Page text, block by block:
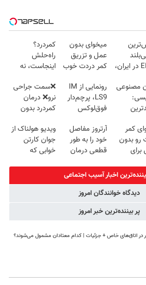
EREV در ایران،
شد!
میخوای بدون
عمل و تزریق
کمر دردت خوب
◂پرسش‌نامه رو
پرکن
کمردرد؟
راه‌حلش
اینجاست، نه
مصنوعی
مقاوم |
قسطی
رونمایی از IM
LS9، پرچم‌دار
فوق‌لوکس
ایران شد
❌سمت جراحی
نرو❌ درمان
کمردرد بدون
کمر
رو بدون
رو
آرتروز مفاصل
خود را به طور
قطعی درمان
◗پرسش‌نامه◖
ویدیو هولناک از
جوان کارتن
خوابی که
اخبار آسیب اجتماعی
دیدگاه خوانندگان امروز
پر بیننده‌ترین خبر امروز
در اتاق‌های خاص + جزئیات | کدام معتادان مشمول می‌شوند؟